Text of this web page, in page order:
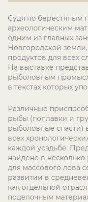
Судя по берестяным
археологическим
одним из главных
Новгородской
продуктов для всех
На выставке
рыболовным
в текстах которых
Различные
рыбы (поплавки и
рыболовные снасти)
всех
каждой усадьбе.
найдено в
для массового лова
развитии в
как отдельной
поделочным